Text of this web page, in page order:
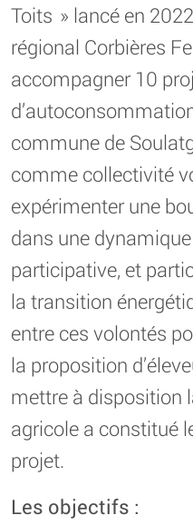
Toits » lancé en
régional Corbières
accompagner 10
commune de
comme collectivité
expérimenter une
dans une
participative, et
la transition
entre ces volontés
la proposition
mettre à disposition
agricole a constitué
projet.
Les objectifs :